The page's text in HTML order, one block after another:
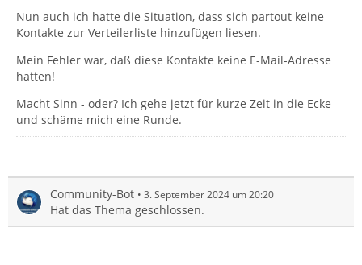
Nun auch ich hatte die Situation, dass sich partout keine
Kontakte zur Verteilerliste hinzufügen liesen.
Mein Fehler war, daß diese Kontakte keine E-Mail-Adresse
hatten!
Macht Sinn - oder? Ich gehe jetzt für kurze Zeit in die Ecke
und schäme mich eine Runde.
Community-Bot 3. September 2024 um 20:20
Hat das Thema geschlossen.